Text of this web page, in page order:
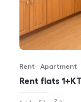
Rent flats
Offer type
Rent
Property type
Apartment